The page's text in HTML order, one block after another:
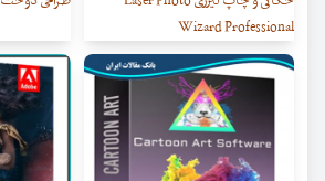
Wizard Professional